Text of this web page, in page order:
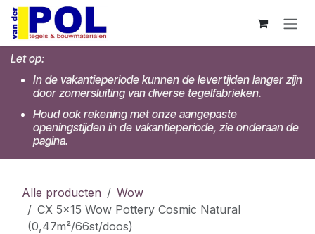
Overslaan naar inhoud
Let op:
In de vakantieperiode kunnen de levertijden langer zijn
door zomersluiting van diverse tegelfabrieken.
Houd ook rekening met onze aangepaste
openingstijden in de vakantieperiode, zie onderaan de
pagina.
Alle producten
Wow
CX 5x15 Wow Pottery Cosmic Natural
(0,47m²/66st/doos)